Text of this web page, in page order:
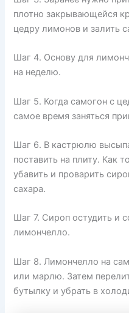
плотно закрывающейся
цедру лимонов и залить
Шаг 4. Основу для
на неделю.
Шаг 5. Когда самогон с
самое время заняться
Шаг 6. В кастрюлю
поставить на плиту. Как
убавить и проварить
сахара.
Шаг 7. Сироп остудить и
лимончелло.
Шаг 8. Лимончелло на
или марлю. Затем
бутылку и убрать в